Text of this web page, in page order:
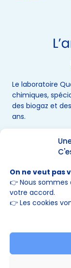
On ne veut pas
👉 Nous
votre accord.
👉 Les cookies
Le laboratoire
chimiques,
des biogaz et
ans.
Le laboratoire
réseaux